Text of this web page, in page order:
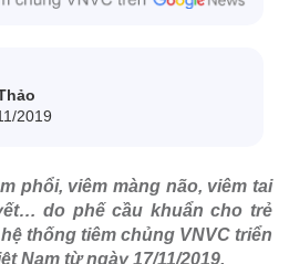
2019
phổi, viêm màng não, viêm tai
do phế cầu khuẩn cho trẻ
thống tiêm chủng VNVC triển
Nam từ ngày 17/11/2019.